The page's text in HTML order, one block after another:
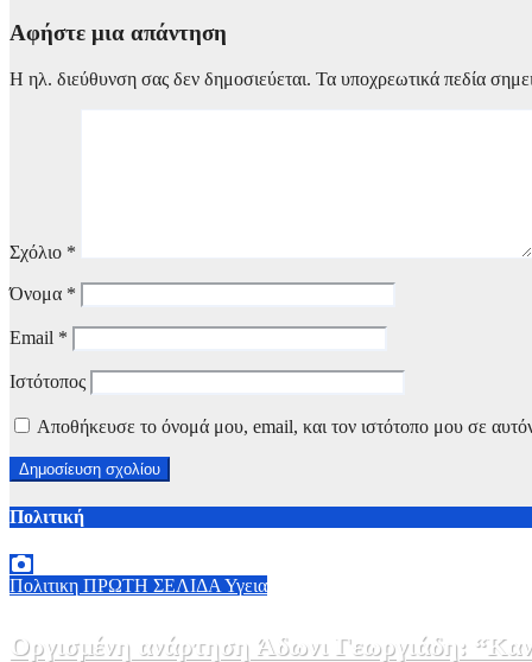
Αφήστε μια απάντηση
Η ηλ. διεύθυνση σας δεν δημοσιεύεται. Τα υποχρεωτικά πεδία
Σχόλιο *
Όνομα *
Email *
Ιστότοπος
Αποθήκευσε το όνομά μου, email, και τον ιστότοπο μου σε
Πολιτική
Πολιτικη ΠΡΩΤΗ ΣΕΛΙΔΑ Υγεια
Οργισμένη ανάρτηση Άδωνι Γεωργιάδη: